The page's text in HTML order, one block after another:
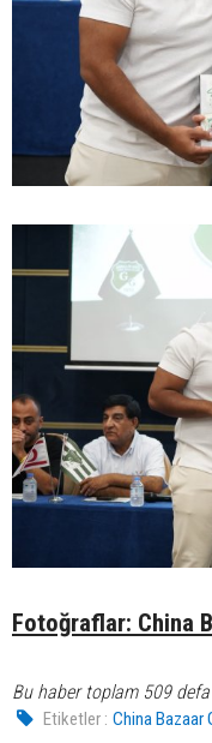
Fotoğraflar: China
Bu haber toplam 509
Etiketler : China Bazaar